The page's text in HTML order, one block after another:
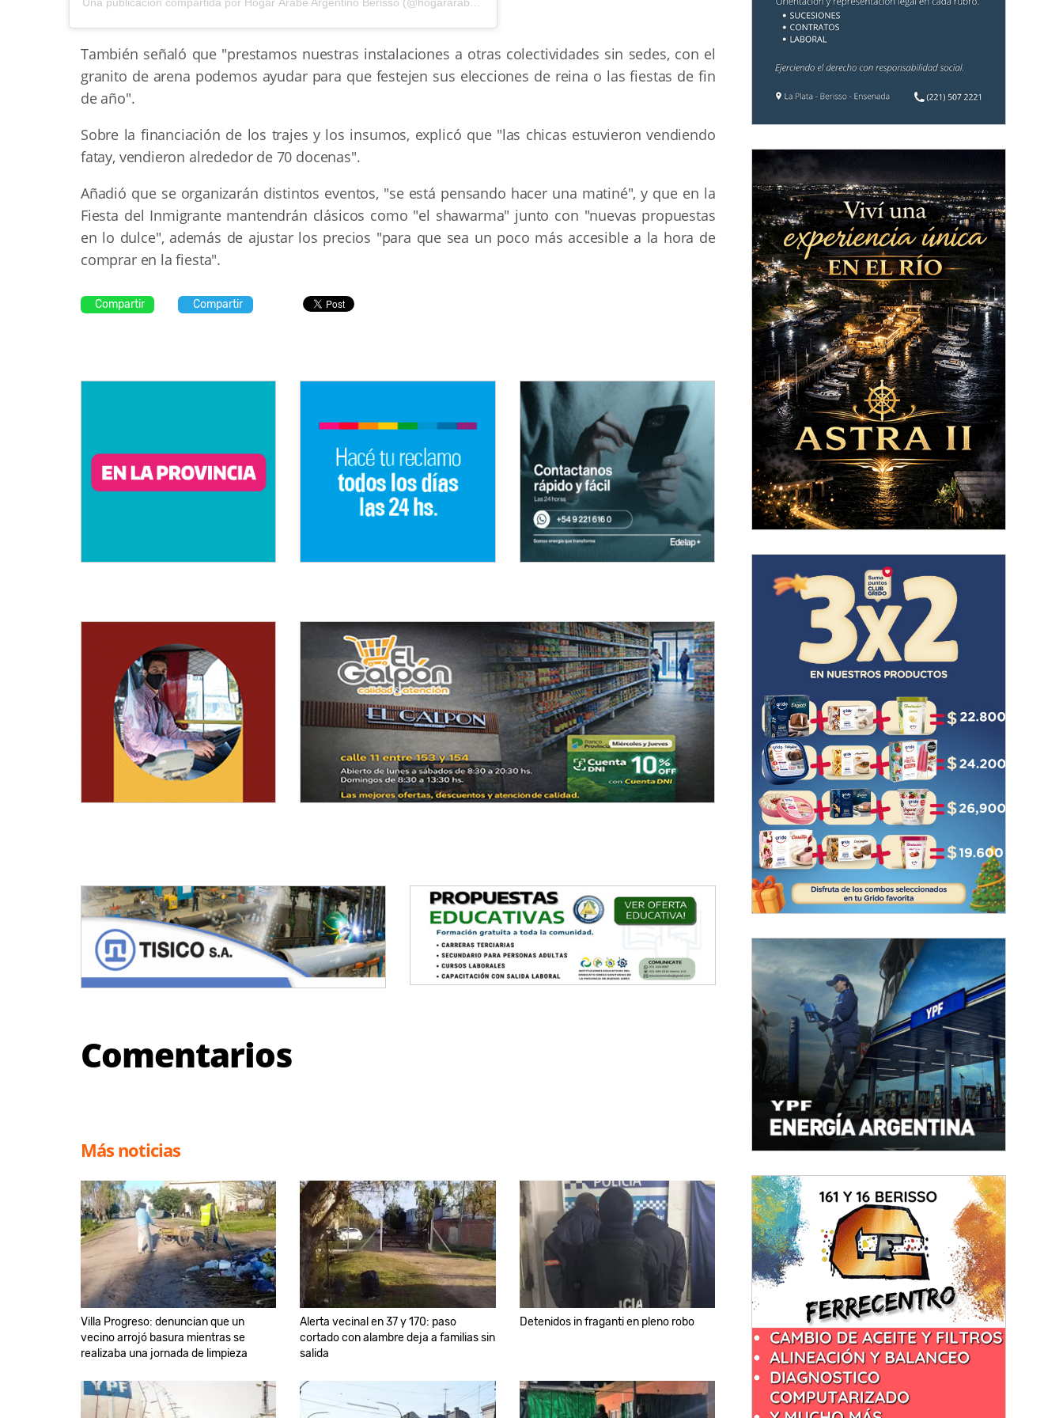
Una publicación compartida por Hogar Árabe Argentino Berisso (@hogararabeberisso)
También señaló que "prestamos nuestras instalaciones a otras colectividades sin sedes, con el
granito de arena podemos ayudar para que festejen sus elecciones de reina o las fiestas de fin
de año".
Sobre la financiación de los trajes y los insumos, explicó que "las chicas estuvieron vendiendo
fatay, vendieron alrededor de 70 docenas".
Añadió que se organizarán distintos eventos, "se está pensando hacer una matiné", y que en la
Fiesta del Inmigrante mantendrán clásicos como "el shawarma" junto con "nuevas propuestas
en lo dulce", además de ajustar los precios "para que sea un poco más accesible a la hora de
comprar en la fiesta".
Compartir Compartir
Comentarios
Más noticias
Villa Progreso: denuncian que un
vecino arrojó basura mientras se
realizaba una jornada de limpieza
Alerta vecinal en 37 y 170: paso
cortado con alambre deja a familias sin
salida
Detenidos in fraganti en pleno robo